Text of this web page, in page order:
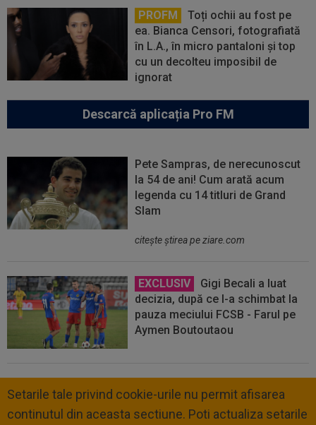
PROFM
Toți ochii au fost pe
ea. Bianca Censori, fotografiată
în L.A., în micro pantaloni și top
cu un decolteu imposibil de
ignorat
Descarcă aplicația Pro FM
Pete Sampras, de nerecunoscut
la 54 de ani! Cum arată acum
legenda cu 14 titluri de Grand
Slam
citeşte ştirea pe ziare.com
EXCLUSIV
Gigi Becali a luat
decizia, după ce l-a schimbat la
pauza meciului FCSB - Farul pe
Aymen Boutoutaou
Setarile tale privind cookie-urile nu permit afisarea
continutul din aceasta sectiune. Poti actualiza setarile